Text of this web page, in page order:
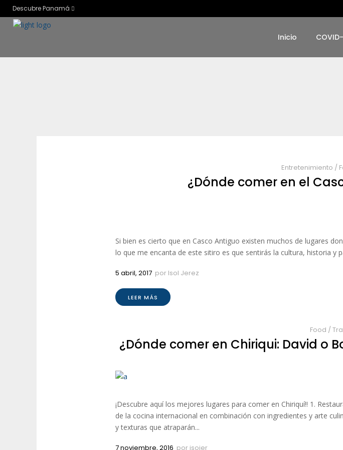
Descubre Panamá
Inicio
Entretenimiento /
¿Dónde comer en el
Si bien es cierto que en Casco Antiguo existen muchos de lugares
lo que me encanta de este sitiro es que sentirás la cultura, historia y
5 abril, 2017 por Isol Jerez
LEER MÁS
Food /
¿Dónde comer en Chiriqui: David o
¡Descubre aquí los mejores lugares para comer en Chiriquí!! 1.
de la cocina internacional en combinación con ingredientes y arte
y texturas que atraparán...
7 noviembre, 2016 por isojer